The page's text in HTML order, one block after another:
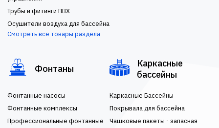
Трубы и фитинги ПВХ
Осушители воздуха для бассейна
Смотреть все товары раздела
Фонтаны
Фонтанные насосы
Фонтанные комплексы
Профессиональные фонтанные
Каркасные
бассейны
Каркасные Бассейны
Покрывала для бассейна
Чашковые пакеты - запасная